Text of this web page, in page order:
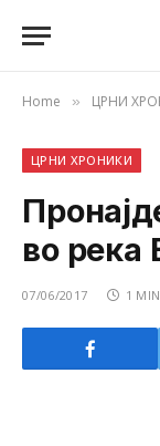
Home » ЦРНИ
ЦРНИ ХРОНИКИ
во река
07/06/2017 1